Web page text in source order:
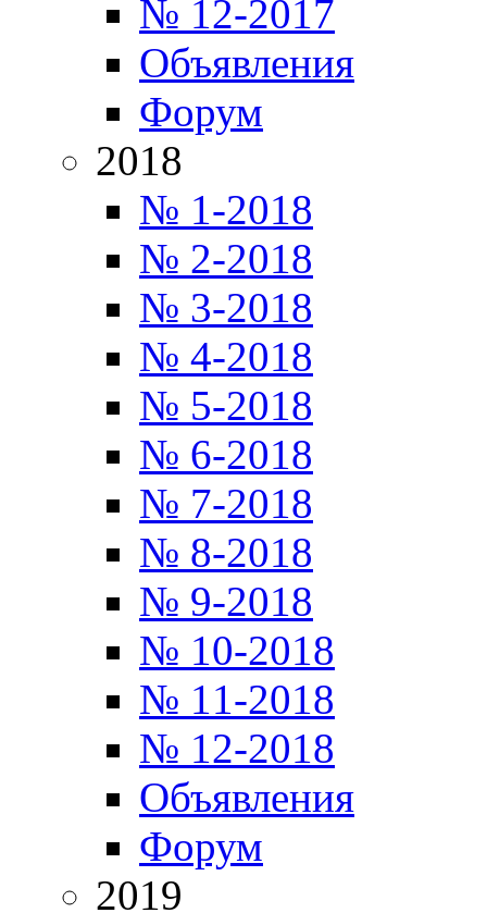
№ 12-2017
Объявления
Форум
2018
№ 1-2018
№ 2-2018
№ 3-2018
№ 4-2018
№ 5-2018
№ 6-2018
№ 7-2018
№ 8-2018
№ 9-2018
№ 10-2018
№ 11-2018
№ 12-2018
Объявления
Форум
2019